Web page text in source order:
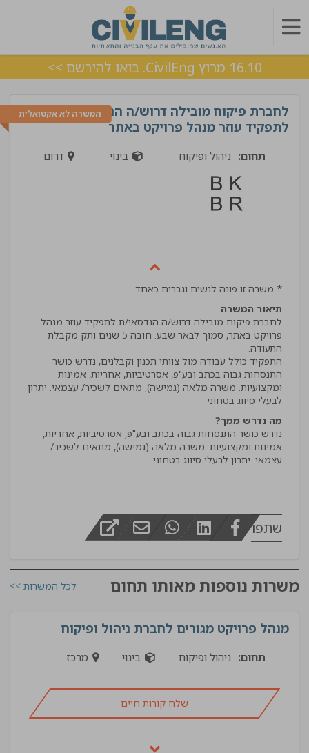
16.10 מרוץ CivilEng. בואו להירשם >>
המשרה לא אקטואליתלחברת פיקוח מובילה דרוש/ה הנדסאי/ת
לתפקיד עוזר מנהל פרויקט באתר
תחום: ניהול ופיקוח בינוי דרום
* משרה זו פונה לנשים וגברים כאחד.
תיאור המשרה
לחברת פיקוח מובילה דרוש/ה הנדסאי/ת לתפקיד עוזר מנהל
פרויקט באתר, סמוך לבאר שבע. חובה 5 שנים ותק מקבלת
התפקיד כולל עבודה מול צוותי תכנון וקבלנים, נדרש כושר
התנסחות גבוה בכתב ובע"פ, אסרטיביות, אחריות, אמינות
ומקצועיות. משרה מלאה (גמישה), מתאים לשכיר/ עצמאי. יתרון
לבעלי סיווג בטחוני.
מה נדרש ממך?
נדרש כושר התנסחות גבוה בכתב ובע"פ, אסרטיביות, אחריות,
אמינות ומקצועיות. משרה מלאה (גמישה), מתאים לשכיר/
עצמאי. יתרון לבעלי סיווג בטחוני.
שתפו
משרות נוספות מאותו תחום לכל המשרות >>
מנהל פרויקט מגורים לחברת ניהול ופיקוח
תחום: ניהול ופיקוח בינוי מרכז
שלח קורות חיים